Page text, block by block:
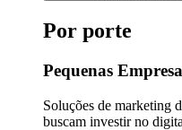
Por porte
Pequenas
Soluções de marketing
buscam investir no